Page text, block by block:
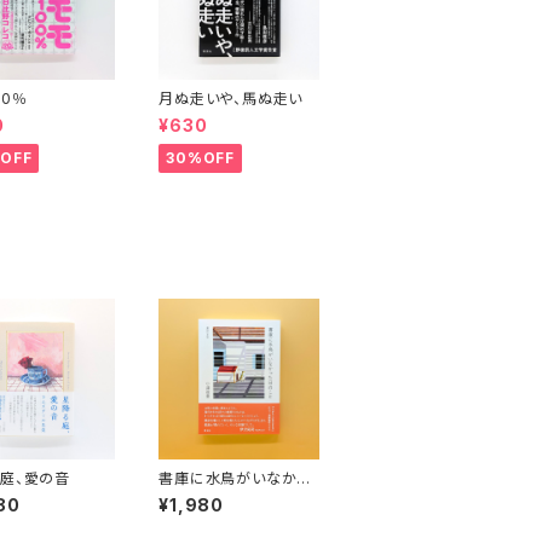
％ 月ぬ走いや、馬ぬ走い
¥630
30%OFF
、愛の音
書庫に水鳥がいなかっ
た日のこと 漢詩の手
帖
¥1,980